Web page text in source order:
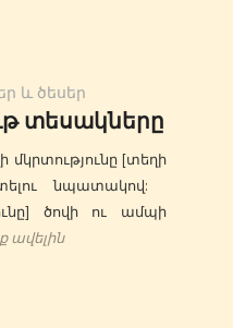
և ծեսեր
տեսակները
[տեղի
նպատակով:
ծովի ու ամպի
ավելին